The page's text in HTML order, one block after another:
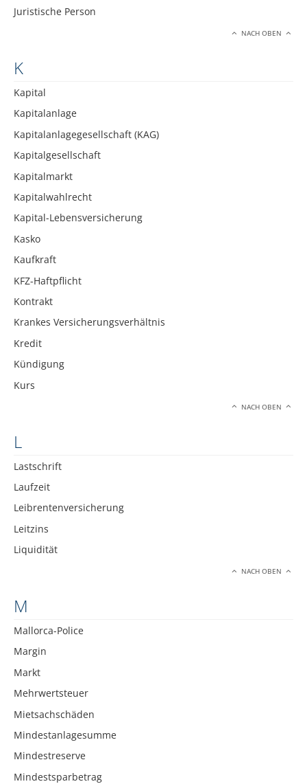
Juristische Person
NACH OBEN
K
Kapital
Kapitalanlage
Kapitalanlagegesellschaft (KAG)
Kapitalgesellschaft
Kapitalmarkt
Kapitalwahlrecht
Kapital-Lebensversicherung
Kasko
Kaufkraft
KFZ-Haftpflicht
Kontrakt
Krankes Versicherungsverhältnis
Kredit
Kündigung
Kurs
NACH OBEN
L
Lastschrift
Laufzeit
Leibrentenversicherung
Leitzins
Liquidität
NACH OBEN
M
Mallorca-Police
Margin
Markt
Mehrwertsteuer
Mietsachschäden
Mindestanlagesumme
Mindestreserve
Mindestsparbetrag